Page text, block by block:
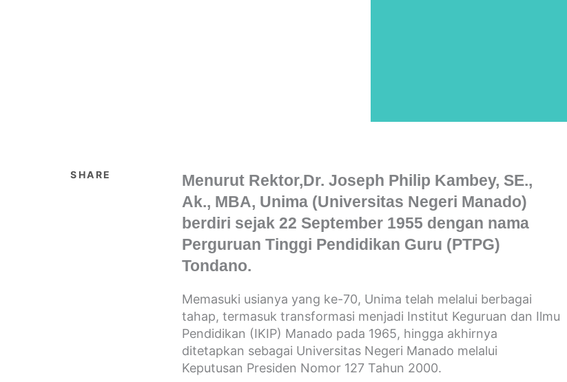
SHARE
Menurut Rektor,Dr. Joseph Philip Kambey, SE.,
Ak., MBA, Unima (Universitas Negeri Manado)
berdiri sejak 22 September 1955 dengan nama
Perguruan Tinggi Pendidikan Guru (PTPG)
Tondano.
Memasuki usianya yang ke-70, Unima telah melalui berbagai
tahap, termasuk transformasi menjadi Institut Keguruan dan Ilmu
Pendidikan (IKIP) Manado pada 1965, hingga akhirnya
ditetapkan sebagai Universitas Negeri Manado melalui
Keputusan Presiden Nomor 127 Tahun 2000.